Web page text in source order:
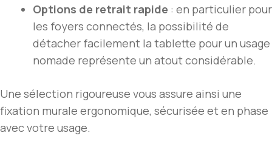
Options de retrait rapide : en particulier pour
les foyers connectés, la possibilité de
détacher facilement la tablette pour un usage
nomade représente un atout considérable.
Une sélection rigoureuse vous assure ainsi une
fixation murale ergonomique, sécurisée et en phase
avec votre usage.